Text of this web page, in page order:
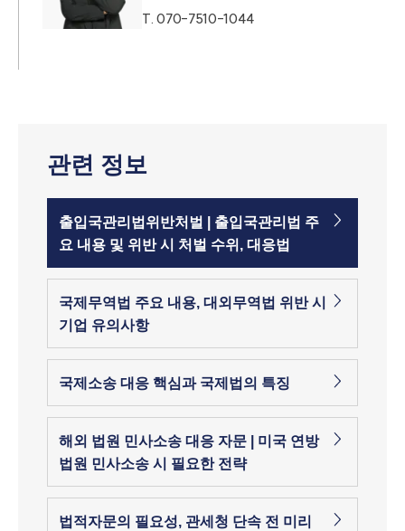
T.070-7510-1044
관련 정보
출입국관리법위반처벌 | 출입국관리법 주
요 내용 및 위반 시 처벌 수위, 대응법
국제무역법 주요 내용, 대외무역법 위반 시
기업 유의사항
국제소송 대응 핵심과 국제법의 특징
해외 법원 민사소송 대응 자문 | 미국 연방
법원 민사소송 시 필요한 전략
법적자문의 필요성, 관세청 단속 전 미리